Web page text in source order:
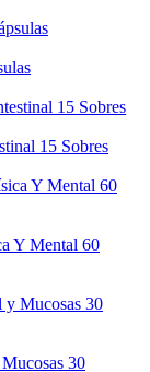
15 Sobres
Y Mental 60
30